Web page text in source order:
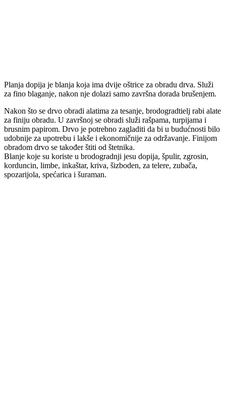
Planja dopija je blanja koja ima dvije oštrice za obradu drva. Služi
za fino blaganje, nakon nje dolazi samo završna dorada brušenjem.
Nakon što se drvo obradi alatima za tesanje, brodogradtielj rabi alate
za finiju obradu. U završnoj se obradi služi rašpama, turpijama i
brusnim papirom. Drvo je potrebno zagladiti da bi u budućnosti bilo
udobnije za upotrebu i lakše i ekonomičnije za održavanje. Finijom
obradom drvo se također štiti od štetnika.
Blanje koje su koriste u brodogradnji jesu dopija, špulir, zgrosin,
korduncin, limbe, inkaštar, kriva, šizboden, za telere, zubača,
spozarijola, spećarica i šuraman.